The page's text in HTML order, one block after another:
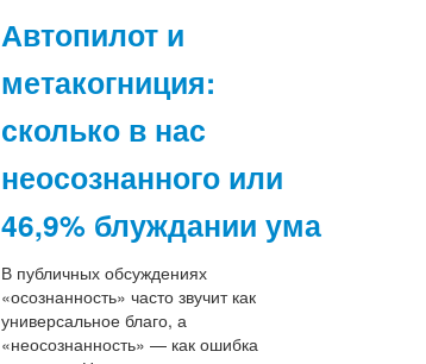
Автопилот и
метакогниция:
сколько в нас
неосознанного или
46,9% блуждании ума
В публичных обсуждениях
«осознанность» часто звучит как
универсальное благо, а
«неосознанность» — как ошибка